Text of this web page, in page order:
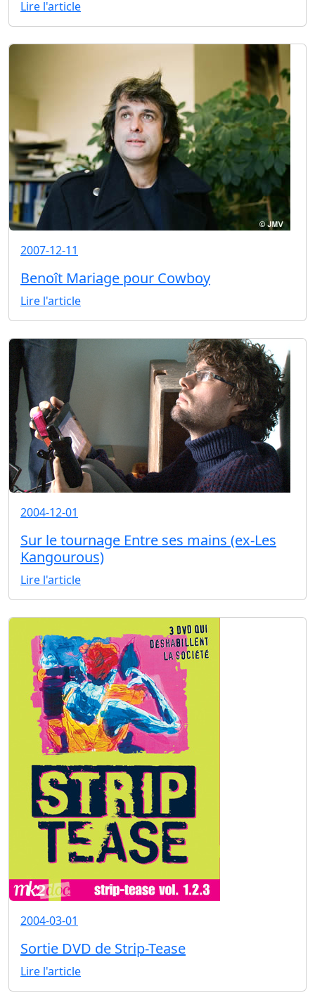
Lire l'article
2007-12-11
Benoît Mariage pour Cowboy
Lire l'article
2004-12-01
Sur le tournage Entre ses mains (ex-Les
Kangourous)
Lire l'article
2004-03-01
Sortie DVD de Strip-Tease
Lire l'article